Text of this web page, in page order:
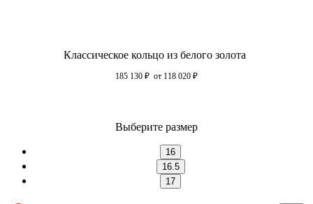
Классическое кольцо из белого золота
185 130 ₽ от 118 020 ₽
Выберите размер
16
16.5
17